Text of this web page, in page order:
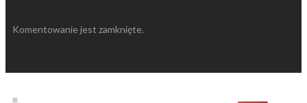
Komentowanie jest zamknięte.